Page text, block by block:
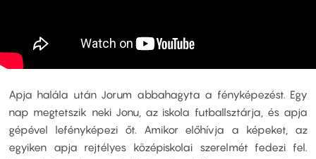
Apja halála után Jorum abbahagyta a fényképezést. Egy
nap megtetszik neki Jonu, az iskola futballsztárja, és apja
gépével lefényképezi őt. Amikor előhívja a képeket, az
egyiken apja rejtélyes középiskolai szerelmét fedezi fel.